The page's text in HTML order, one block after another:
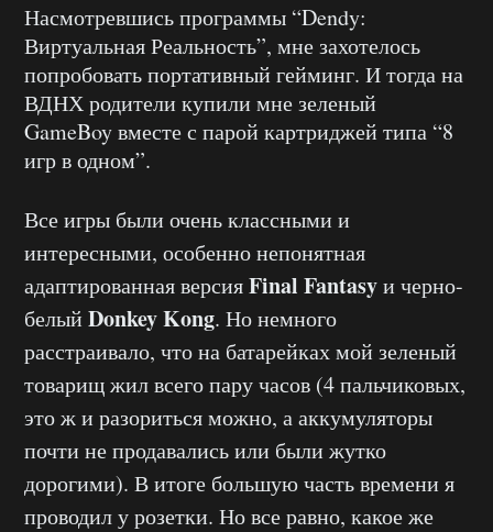
Насмотревшись программы “Dendy:
Виртуальная Реальность”, мне захотелось
попробовать портативный гейминг. И тогда на
ВДНХ родители купили мне зеленый
GameBoy вместе с парой картриджей типа “8
игр в одном”.
Все игры были очень классными и
интересными, особенно непонятная
адаптированная версияFinal Fantasyи черно-
белый Donkey Kong. Но немного
расстраивало, что на батарейках мой зеленый
товарищ жил всего пару часов (4 пальчиковых,
это ж и разориться можно, а аккумуляторы
почти не продавались или были жутко
дорогими). В итоге большую часть времени я
проводил у розетки. Но все равно, какое же